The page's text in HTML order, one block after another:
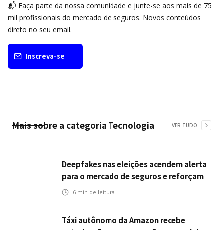
📬 Faça parte da nossa comunidade e junte-se aos mais de 75
mil profissionais do mercado de seguros. Novos conteúdos
direto no seu email.
Inscreva-se
Mais sobre a categoria Tecnologia VER TUDO
Deepfakes nas eleições acendem alerta
para o mercado de seguros e reforçam
desafios da inteligência artificial
6 min de leitura
Táxi autônomo da Amazon recebe